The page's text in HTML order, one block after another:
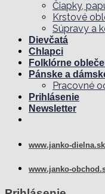
Čiapky,
Krstové
Súpravy a
Dievčatá
Chlapci
Folklórne
Pánske a
Pracovné
Prihlásenie
Newsletter
www.janko-
www.janko-